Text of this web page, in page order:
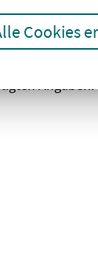
Cookies